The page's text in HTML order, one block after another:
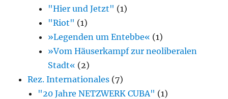
"Hier und Jetzt" (1)
"Riot" (1)
»Legenden um Entebbe« (1)
»Vom Häuserkampf zur neoliberalen
Stadt« (2)
Rez. Internationales (7)
"20 Jahre NETZWERK CUBA" (1)